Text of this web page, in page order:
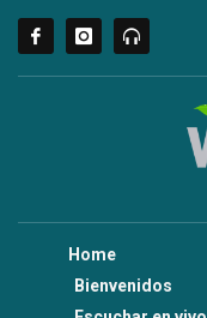
Home
Bienvenidos